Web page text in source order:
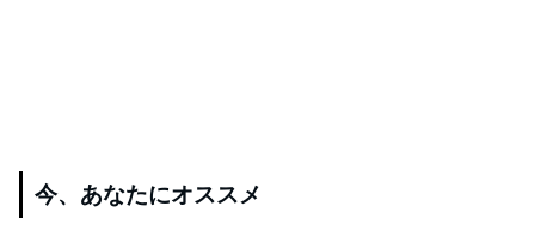
今、あなたにオススメ